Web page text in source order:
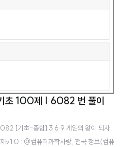
100제 | 6082 번 풀이
[기초-종합] 3 6 9 게임의 왕이 되자
: @컴퓨터과학사랑, 전국 정보(컴퓨